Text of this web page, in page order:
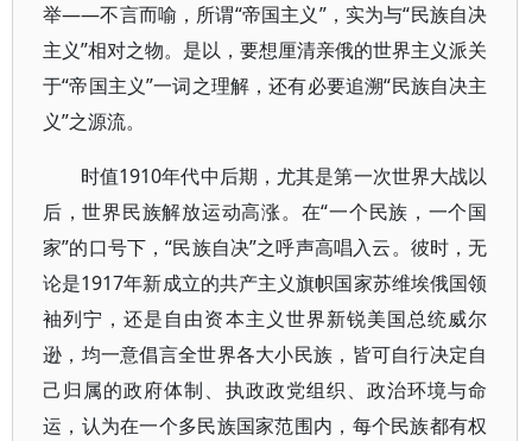
举——不言而喻，所谓“帝国主义”，实为与“民族自决
主义”相对之物。是以，要想厘清亲俄的世界主义派关
于“帝国主义”一词之理解，还有必要追溯“民族自决主
义”之源流。
时值1910年代中后期，尤其是第一次世界大战以
后，世界民族解放运动高涨。在“一个民族，一个国
家”的口号下，“民族自决”之呼声高唱入云。彼时，无
论是1917年新成立的共产主义旗帜国家苏维埃俄国领
袖列宁，还是自由资本主义世界新锐美国总统威尔
逊，均一意倡言全世界各大小民族，皆可自行决定自
己归属的政府体制、执政政党组织、政治环境与命
运，认为在一个多民族国家范围内，每个民族都有权